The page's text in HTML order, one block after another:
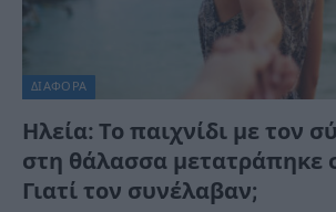
ΔΙΆΦΟΡΑ
Ηλεία: Το παιχνίδι με τον
στη θάλασσα μετατράπηκε
Γιατί τον συνέλαβαν;